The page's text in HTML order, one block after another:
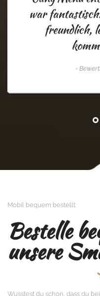
war
freundlich,
-
Mobil bequem bestellt
Bestelle
unsere
Wusstest du schon, dass du